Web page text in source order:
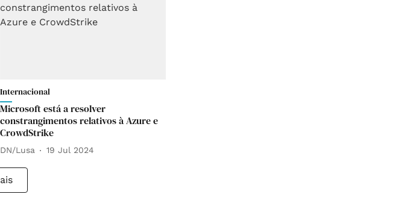
Internacional
Microsoft está a resolver
constrangimentos relativos à Azure e
CrowdStrike
DN/Lusa 19 Jul 2024